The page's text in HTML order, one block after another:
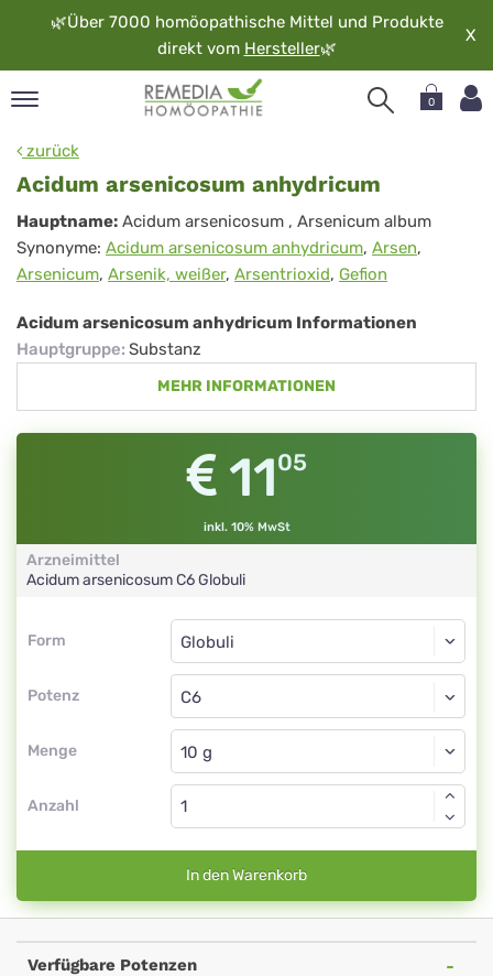
🌿Über 7000 homöopathische Mittel und Produkte
direkt vom Hersteller🌿
X
0
zurück
Acidum arsenicosum anhydricum
Acidum
arsenicosum
anhydricum
Hauptname: Acidum arsenicosum , Arsenicum album
Synonyme: Acidum arsenicosum anhydricum, Arsen,
Arsenicum, Arsenik, weißer, Arsentrioxid, Gefion
Acidum arsenicosum anhydricum Informationen
Hauptgruppe: Substanz
MEHR INFORMATIONEN
1105
inkl. 10% MwSt
Arzneimittel
Acidum arsenicosumC6Globuli
Form
Form
Potenz
Globuli
C6
Menge
Globuli
Anzahl
In den Warenkorb
Verfügbare Potenzen